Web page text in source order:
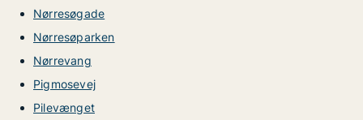
Nørresøgade
Nørresøparken
Nørrevang
Pigmosevej
Pilevænget